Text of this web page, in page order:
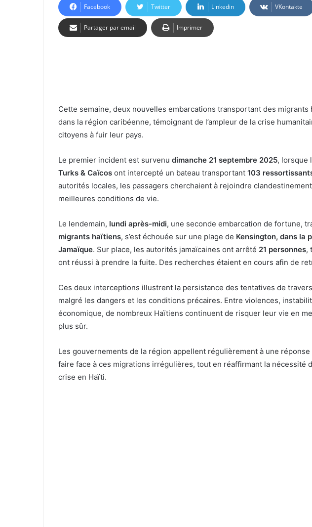
Facebook Twitter Linkedin VKontakte
Partager par email Imprimer
Cette semaine, deux nouvelles embarcations transportant des
dans la région caribéenne, témoignant de l’ampleur de la crise
citoyens à fuir leur pays.
Le premier incident est survenu dimanche 21 septembre 2025, lorsque
Turks & Caïcos ont intercepté un bateau transportant 103
autorités locales, les passagers cherchaient à rejoindre
meilleures conditions de vie.
Le lendemain, lundi après-midi, une seconde embarcation de fortune,
migrants haïtiens, s’est échouée sur une plage de Kensington, dans la
Jamaïque. Sur place, les autorités jamaïcaines ont arrêté 21 personnes,
ont réussi à prendre la fuite. Des recherches étaient en cours afin de
Ces deux interceptions illustrent la persistance des tentatives de
malgré les dangers et les conditions précaires. Entre violences,
économique, de nombreux Haïtiens continuent de risquer leur vie en
plus sûr.
Les gouvernements de la région appellent régulièrement à une
faire face à ces migrations irrégulières, tout en réaffirmant la nécessité
crise en Haïti.